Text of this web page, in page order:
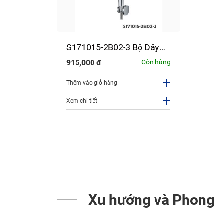
S171015-2B02-3 Bộ Dây
Bát Sen Tự Động Tẩy Cặn
JOMOO
915,000 đ Còn hàng
Thêm vào giỏ hàng
Xem chi tiết
Xu hướng và